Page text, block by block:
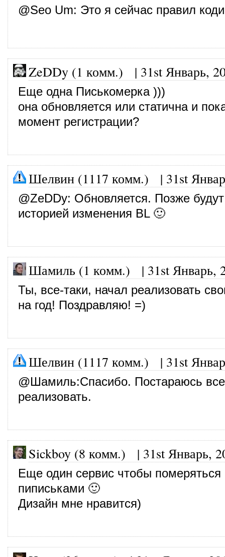
@Seo Um: Это я сейчас правил
ZeDDy (1 комм.) | 31st Январь,
Еще одна Писькомерка )))
она обновляется или статична и
момент регистрации?
Шелвин (1117 комм.) | 31st
@ZeDDy: Обновляется. Позже
историей изменения BL 🙂
Шамиль (1 комм.) | 31st Январь,
Ты, все-таки, начал реализовать
на год! Поздравляю! =)
Шелвин (1117 комм.) | 31st
@Шамиль:Спасибо. Постараюсь
реализовать.
Sickboy (8 комм.) | 31st Январь,
Еще один сервис чтобы померяться
пиписьками 🙂
Дизайн мне нравится)